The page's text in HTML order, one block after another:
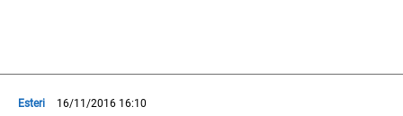
Esteri 16/11/2016 16:10